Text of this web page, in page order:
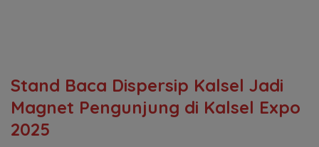
Stand Baca Dispersip Kalsel Jadi
Magnet Pengunjung di Kalsel Expo
2025